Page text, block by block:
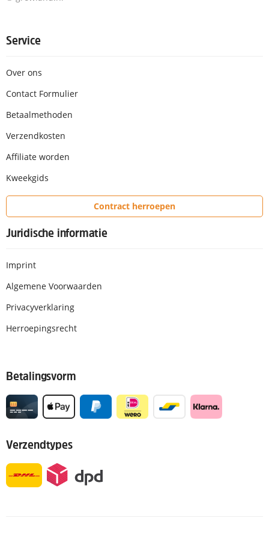
Service
Over ons
Contact Formulier
Betaalmethoden
Verzendkosten
Affiliate worden
Kweekgids
Contract herroepen
Juridische informatie
Imprint
Algemene Voorwaarden
Privacyverklaring
Herroepingsrecht
Betalingsvorm
Verzendtypes